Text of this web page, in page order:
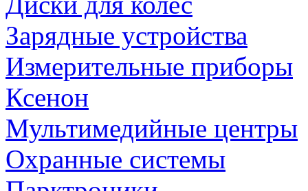
Зарядные устройства
Измерительные приборы
Ксенон
Мультимедийные центры
Охранные системы